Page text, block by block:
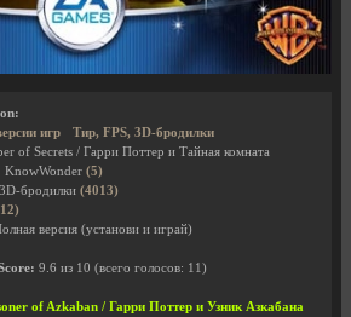
игр
Тир, FPS, 3D-бродилки
of Secrets / Гарри Поттер и Тайная комната
KnowWonder (5)
бродилки (4013)
версия (установи и играй)
9.6 из 10 (всего голосов: 11 )
of Azkaban / Гарри Поттер и Узник Азкабана